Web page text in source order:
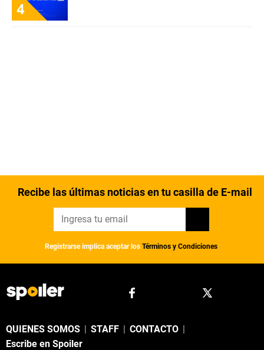
4
Recibe las últimas noticias en tu casilla de E-mail
Registrarse implica aceptar los Términos y Condiciones
QUIENES SOMOS | STAFF | CONTACTO |
Escribe en Spoiler